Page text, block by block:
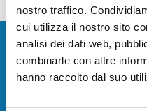
nostro traffico.
cui utilizza il nostro sito
analisi dei dati web,
combinarle con altre
hanno raccolto dal suo
Camera di
Nord-Ovest